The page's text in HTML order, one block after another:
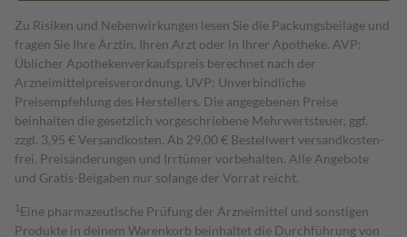
Zu Risiken und Nebenwirkungen lesen Sie die Packungsbeilage und
fragen Sie Ihre Ärztin, Ihren Arzt oder in Ihrer Apotheke. AVP:
Üblicher Apothekenverkaufspreis berechnet nach der
Arzneimittelpreisverordnung. UVP: Unverbindliche
Preisempfehlung des Herstellers. Die angegebenen Preise
beinhalten die gesetzlich vorgeschriebene Mehrwertsteuer, ggf.
zzgl. 3,95 € Versandkosten. Ab 29,00 € Bestell­wert versand­kosten­
frei. Preisänderungen und Irrtümer vorbehalten. Alle Angebote
und Gratis-Beigaben nur solange der Vorrat reicht.
1 Eine pharmazeutische Prüfung der Arzneimittel und sonstigen
Produkte in deinem Warenkorb beinhaltet die Durchführung von